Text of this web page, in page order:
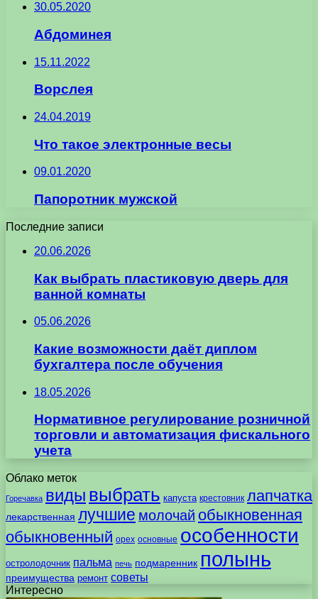
30.05.2020
Абдоминея
15.11.2022
Ворслея
24.04.2019
Что такое электронные весы
09.01.2020
Папоротник мужской
Последние записи
20.06.2026
Как выбрать пластиковую дверь для
ванной комнаты
05.06.2026
Какие возможности даёт диплом
бухгалтера после обучения
18.05.2026
Нормативное регулирование розничной
торговли и автоматизация фискального
учета
Облако меток
Горечавка виды выбрать капуста крестовник лапчатка
лекарственная лучшие молочай обыкновенная
обыкновенный орех основные особенности
остролодочник пальма печь подмаренник полынь
преимущества ремонт советы
Интересно